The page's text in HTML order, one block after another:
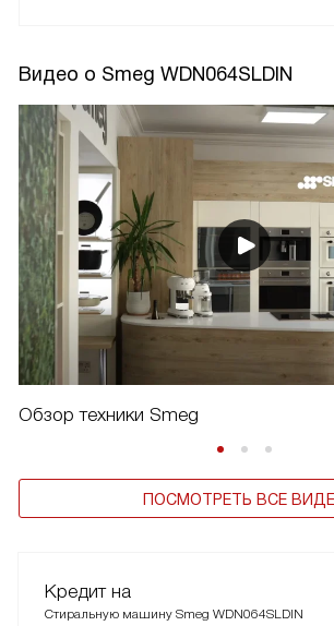
Видео о Smeg WDN064SLDIN
Обзор техники Smeg
ПОСМОТРЕТЬ ВСЕ
Кредит на
Стиральную машину Smeg WDN064SLDIN